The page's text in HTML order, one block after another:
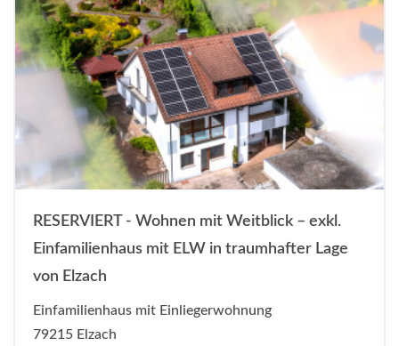
RESERVIERT - Wohnen mit Weitblick – exkl.
Einfamilienhaus mit ELW in traumhafter Lage
von Elzach
Einfamilienhaus mit Einliegerwohnung
79215 Elzach